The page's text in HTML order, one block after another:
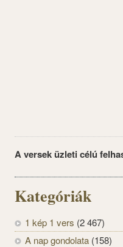
A versek üzleti célú
Kategóriák
1 kép 1 vers (2 467)
A nap gondolata (158)